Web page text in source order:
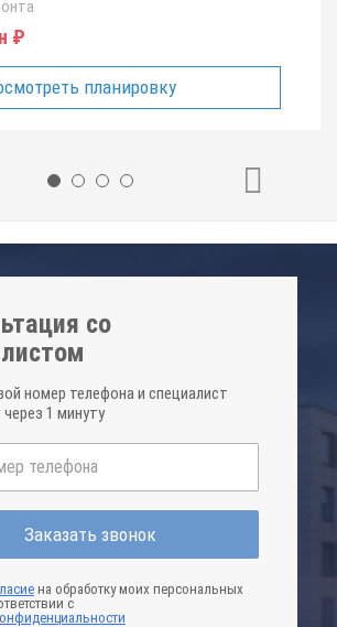
₽
планировку
со
номер телефона и специалист
1 минуту
Заказать звонок
на обработку моих персональных
с